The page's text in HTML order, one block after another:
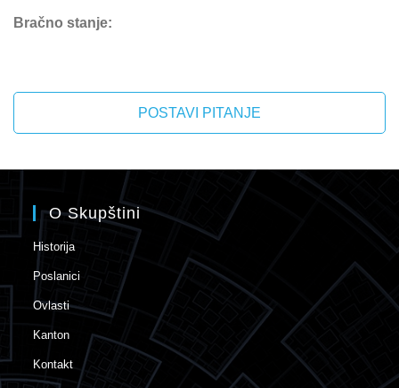
Bračno stanje:
POSTAVI PITANJE
O Skupštini
Historija
Poslanici
Ovlasti
Kanton
Kontakt